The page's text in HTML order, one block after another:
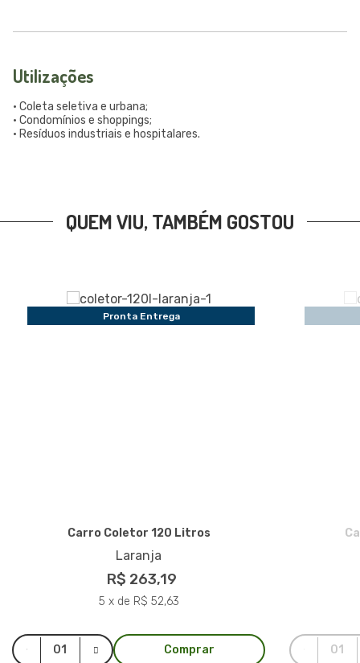
Utilizações
• Coleta seletiva e urbana;
• Condomínios e shoppings;
• Resíduos industriais e hospitalares.
QUEM VIU, TAMBÉM GOSTOU
Pronta Entrega
Carro Coletor 120 Litros
Laranja
R$ 263,19
5 x de R$ 52,63
Comprar